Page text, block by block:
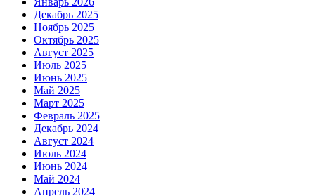
Декабрь 2025
Ноябрь 2025
Октябрь 2025
Август 2025
Июль 2025
Июнь 2025
Май 2025
Март 2025
Февраль 2025
Декабрь 2024
Август 2024
Июль 2024
Июнь 2024
Май 2024
Апрель 2024